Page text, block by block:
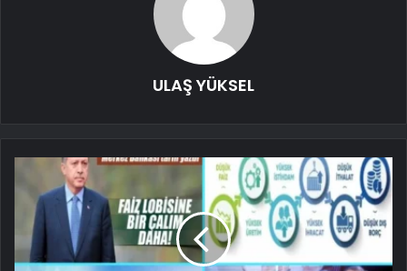
ULAŞ YÜKSEL